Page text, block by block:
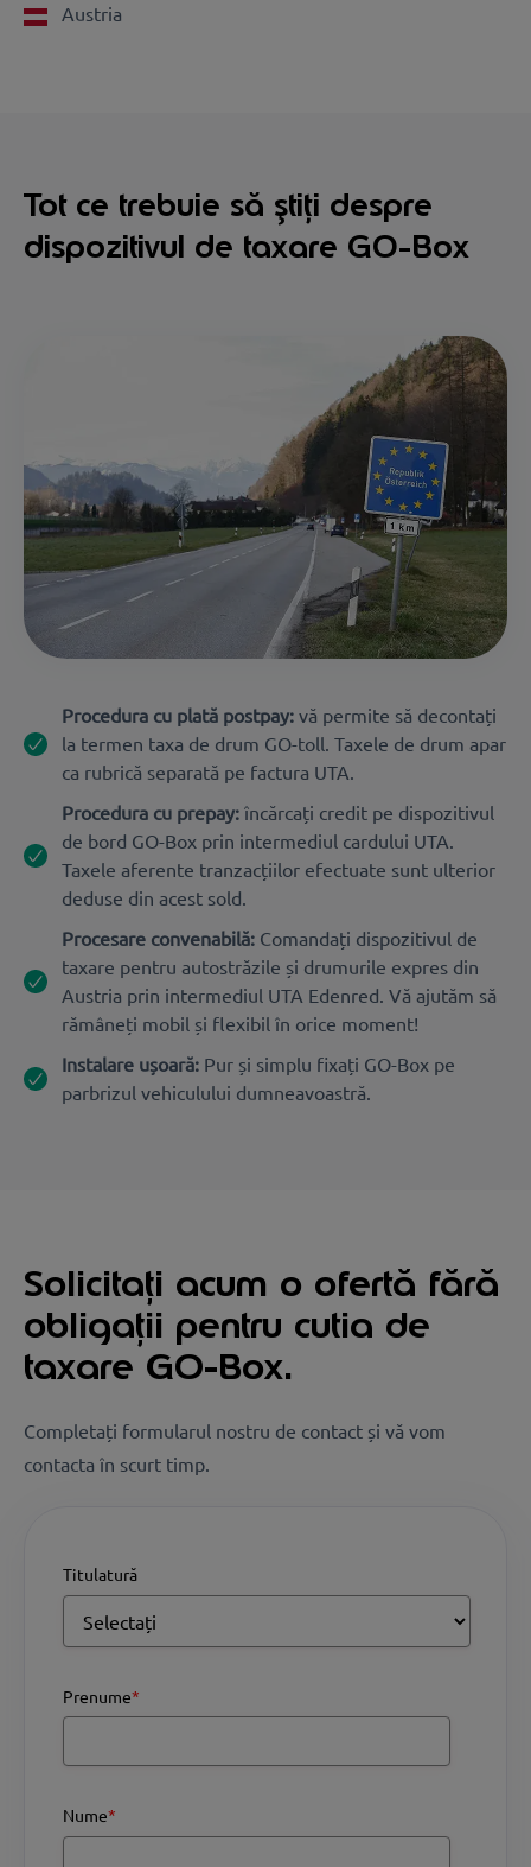
Austria
Tot ce trebuie să știți despre
dispozitivul de taxare GO-Box
Procedura cu plată postpay: vă permite să decontați
la termen taxa de drum GO-toll. Taxele de drum apar
ca rubrică separată pe factura UTA.
Procedura cu prepay: încărcați credit pe dispozitivul
de bord GO-Box prin intermediul cardului UTA.
Taxele aferente tranzacțiilor efectuate sunt ulterior
deduse din acest sold.
Procesare convenabilă: Comandați dispozitivul de
taxare pentru autostrăzile și drumurile expres din
Austria prin intermediul UTA Edenred. Vă ajutăm să
rămâneți mobil și flexibil în orice moment!
Instalare ușoară: Pur și simplu fixați GO-Box pe
parbrizul vehiculului dumneavoastră.
Solicitați acum o ofertă fără
obligații pentru cutia de
taxare GO-Box.
Completați formularul nostru de contact și vă vom
contacta în scurt timp.
Titulatură
Prenume*
Nume*